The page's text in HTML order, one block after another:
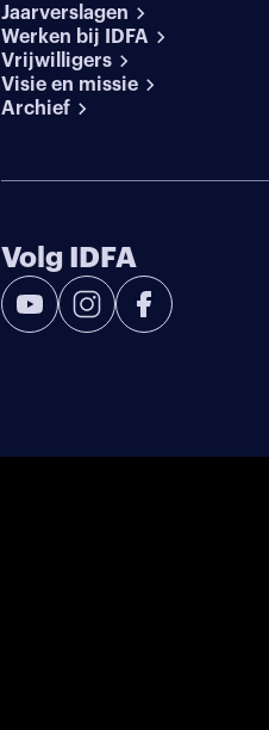
Jaarverslagen
Werken bij IDFA
Vrijwilligers
Visie en missie
Archief
Volg IDFA